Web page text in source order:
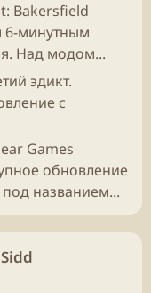
Bakersfield
6-минутным
Над модом...
эдикт.
с
Games
обновление
названием...